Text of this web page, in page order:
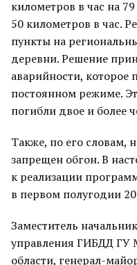
километров в час на
50 километров в час.
пункты на
деревни. Решение
аварийности, которое
постоянном режиме.
погибли двое и более
Также, по его словам,
запрещен обгон. В
к реализации
в первом полугодии
Заместитель
управления ГИБДД ГУ
области, генерал-